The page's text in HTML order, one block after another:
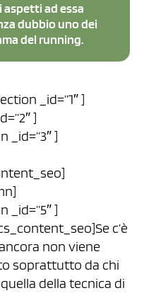
aspetti ad essa
dubbio uno dei
del running.
_id=”1″ ]
]
_id=”3″ ]
_id=”5″ ]
c’è
non viene
soprattutto da chi
della tecnica di